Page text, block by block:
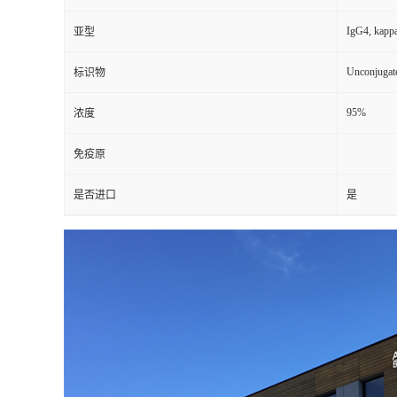
亚型 IgG4,
标识物
浓度 95%
免疫原
是否进口 是